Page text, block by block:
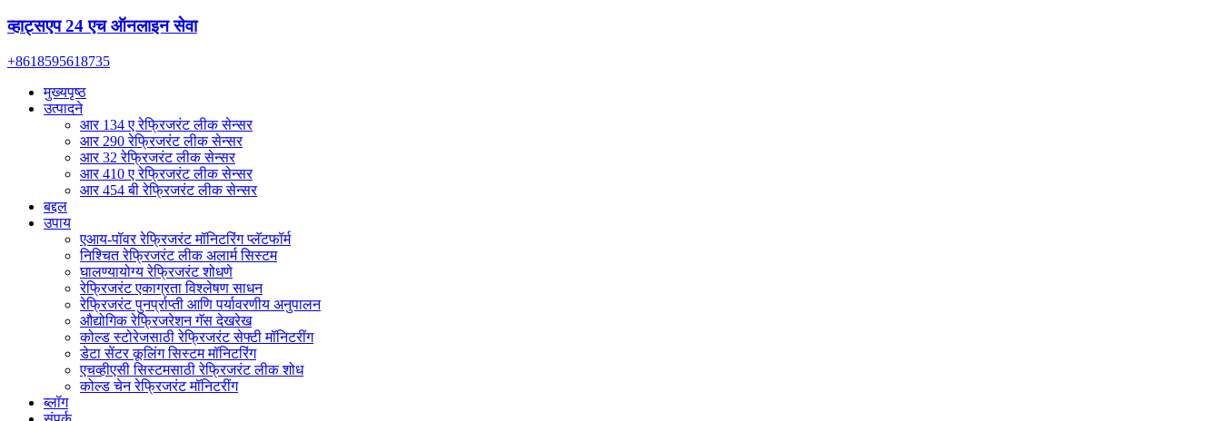
व्हाट्सएप 24 एच ऑनलाइन सेवा
+8618595618735
मुख्यपृष्ठ
उत्पादने
आर 134 ए रेफ्रिजरंट लीक सेन्सर
आर 290 रेफ्रिजरंट लीक सेन्सर
आर 32 रेफ्रिजरंट लीक सेन्सर
आर 410 ए रेफ्रिजरंट लीक सेन्सर
आर 454 बी रेफ्रिजरंट लीक सेन्सर
बद्दल
उपाय
एआय-पॉवर रेफ्रिजरंट मॉनिटरिंग प्लॅटफॉर्म
निश्चित रेफ्रिजरंट लीक अलार्म सिस्टम
घालण्यायोग्य रेफ्रिजरंट शोधणे
रेफ्रिजरंट एकाग्रता विश्लेषण साधन
रेफ्रिजरंट पुनर्प्राप्ती आणि पर्यावरणीय अनुपालन
औद्योगिक रेफ्रिजरेशन गॅस देखरेख
कोल्ड स्टोरेजसाठी रेफ्रिजरंट सेफ्टी मॉनिटरींग
डेटा सेंटर कूलिंग सिस्टम मॉनिटरिंग
एचव्हीएसी सिस्टमसाठी रेफ्रिजरंट लीक शोध
कोल्ड चेन रेफ्रिजरंट मॉनिटरींग
ब्लॉग